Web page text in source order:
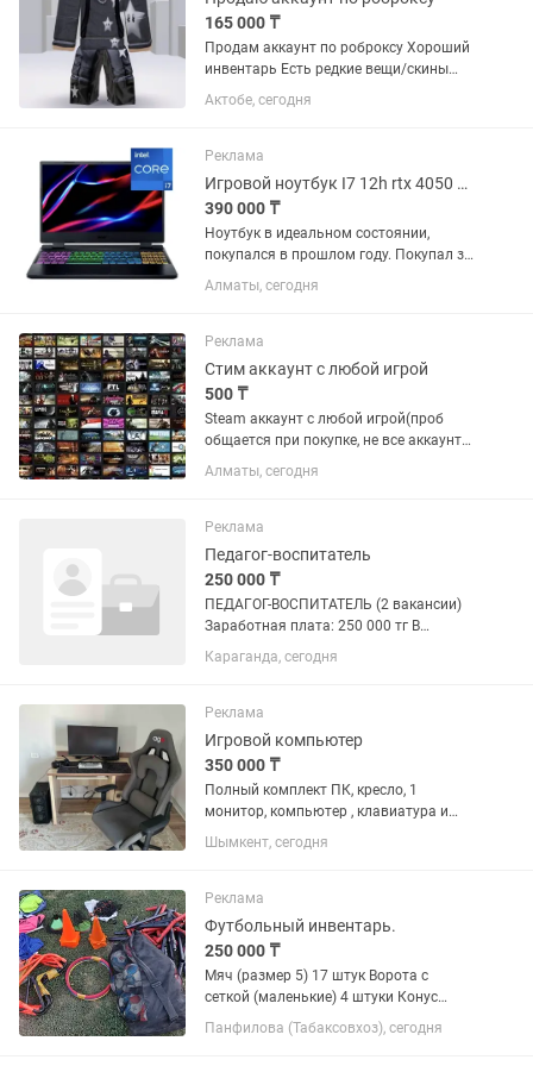
165 000 ₸
Продам аккаунт по роброксу Хороший
инвентарь Есть редкие вещи/скины
(если/есть). Аккаунт прочностью
рабочий После покупки передам
Очень много денег вложил...
Актобе, сегодня
Реклама
Игровой ноутбук I7 12h rtx 4050 165гц 16гб
390 000 ₸
Ноутбук в идеальном состоянии,
покупался в прошлом году. Покупал за
750 000 тг. Продаю в связи с покупкой
Алматы, сегодня
Реклама
Стим аккаунт с любой игрой
500 ₸
Steam аккаунт с любой игрой(проб
общается при покупке, не все аккаунты
по 500) Легит ! АККАУНТЫ НЕ ОБЩИЕ ,
ЛИЧНЫЕ С Steam Guard ! Есть гарантия
поменяю аккаунт...
Алматы, сегодня
Реклама
Педагог-воспитатель
250 000 ₸
ПЕДАГОГ-ВОСПИТАТЕЛЬ (2 вакансии)
Заработная плата: 250 000 тг В
дружный коллектив детского центра
«Грамотейка» требуются 2 педагога-
Караганда, сегодня
Реклама
Игровой компьютер
350 000 ₸
Полный комплект ПК, кресло, 1
монитор, компьютер , клавиатура и
мышка Мощный монитор ASUS ROG
Клавиатура и мышка hyper Наушники
новое Видеокарта NVIDIA 2060...
Шымкент, сегодня
Реклама
Футбольный инвентарь.
250 000 ₸
Мяч (размер 5) 17 штук Ворота с
сеткой (маленькие) 4 штуки Конус
игровой (большой) 10 штук Конус
игровой (маленький) 12 штук Фишки
Панфилова (Табаксовхоз), сегодня